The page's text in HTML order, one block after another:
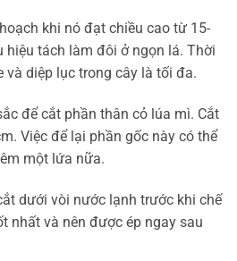
khi nó đạt chiều cao từ 15-
hiệu tách làm đôi ở ngọn lá. Thời
và diệp lục trong cây là tối đa.
để cắt phần thân cỏ lúa mì. Cắt
Việc để lại phần gốc này có thể
một lứa nữa.
dưới vòi nước lạnh trước khi chế
nhất và nên được ép ngay sau